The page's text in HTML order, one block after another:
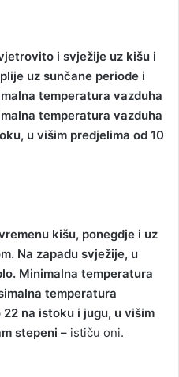
i svježije uz kišu i
uz sunčane periode i
temperatura vazduha
temperatura vazduha
u višim predjelima od 10
kišu, ponegdje i uz
Na zapadu svježije, u
Minimalna temperatura
temperatura
na istoku i jugu, u višim
stepeni – ističu oni.